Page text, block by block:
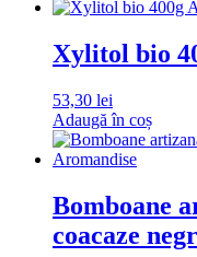
Xylitol bio
53,30 lei
Adaugă în coș
Bomboane
coacaze